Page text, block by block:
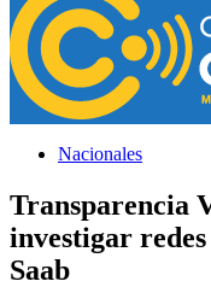
Nacionales
Transparencia
investigar
Saab